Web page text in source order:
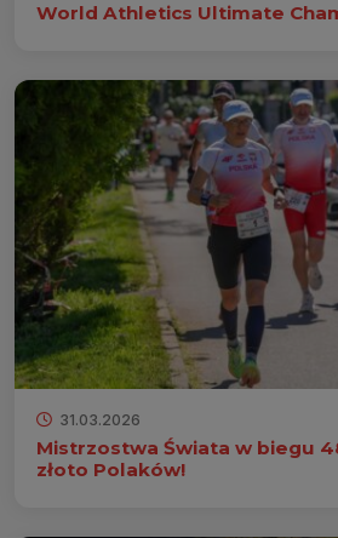
World Athletics Ultimate
31.03.2026
Mistrzostwa Świata w biegu
złoto Polaków!